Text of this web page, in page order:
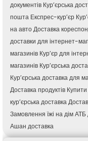
документів Кур’єрська
пошта Експрес-кур’єр
на автоДоставка
доставки для інтернет-
магазинів Кур’єр для
магазинів Кур’єрська
Кур’єрська доставка для
Доставка продуктів Купити
кур’єрська доставка
Замовлення їжі на дімАТБ
Ашан доставка